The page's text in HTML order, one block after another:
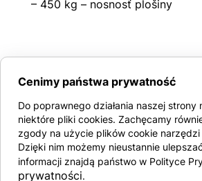
– 450 kg – nosnosť plošiny
– Oceľová plošina (230 x 112
– Výsuvný balkón
– Odolné oceľové zábradlie s
bránou
– Lyže znižujúce svetlú výšku,
Cenimy państwa prywatność
Do poprawnego działania naszej strony
niektóre pliki cookies. Zachęcamy
zgody na użycie plików cookie
Dzięki nim możemy nieustannie
informacji znajdą państwo w Polityce
prywatności.